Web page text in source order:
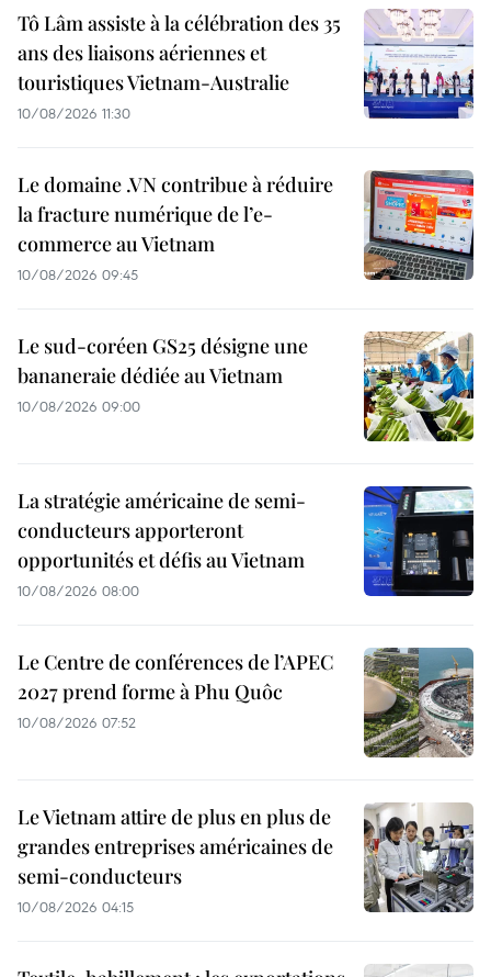
Tô Lâm assiste à la célébration des 35
ans des liaisons aériennes et
touristiques Vietnam-Australie
10/08/2026 11:30
Le domaine .VN contribue à réduire
la fracture numérique de l’e-
commerce au Vietnam
10/08/2026 09:45
Le sud-coréen GS25 désigne une
bananeraie dédiée au Vietnam
10/08/2026 09:00
La stratégie américaine de semi-
conducteurs apporteront
opportunités et défis au Vietnam
10/08/2026 08:00
Le Centre de conférences de l’APEC
2027 prend forme à Phu Quôc
10/08/2026 07:52
Le Vietnam attire de plus en plus de
grandes entreprises américaines de
semi-conducteurs
10/08/2026 04:15